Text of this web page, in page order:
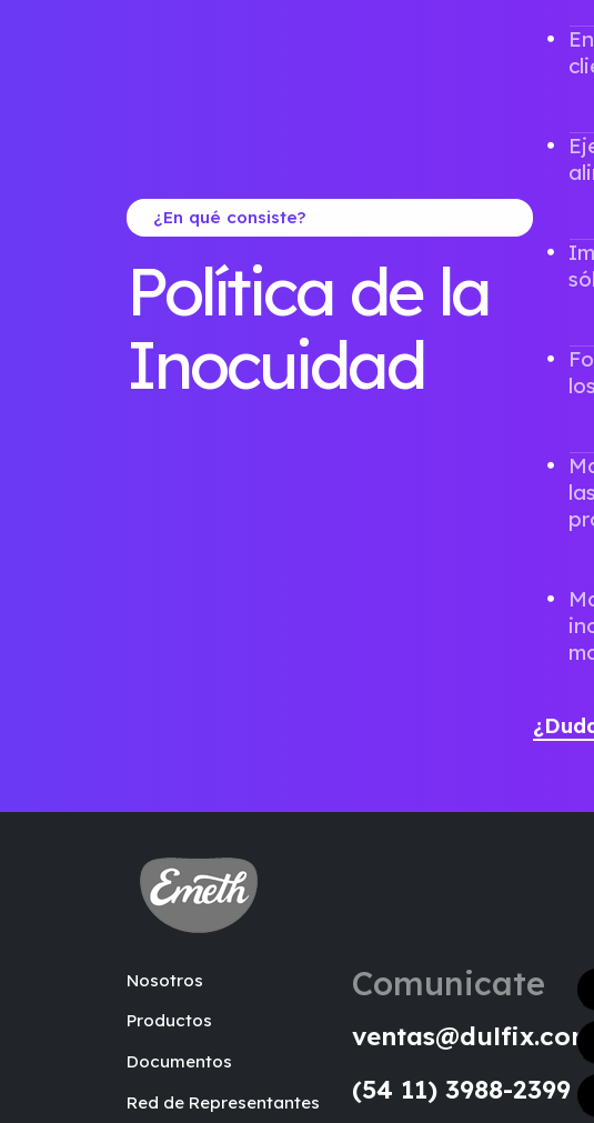
¿En qué consiste?
Política de la
Inocuidad
Nosotros
Productos
Documentos
Red de Representantes
Comunicate
ventas@dulfix.com
(54 11) 3988-2399